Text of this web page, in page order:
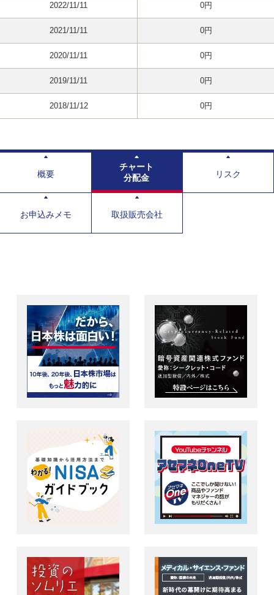
2022/11/11 0円
2021/11/11 0円
2020/11/11 0円
2019/11/11 0円
2018/11/12 0円
概要
チャート
分配金
リスク
お申込みメモ 取扱販売会社